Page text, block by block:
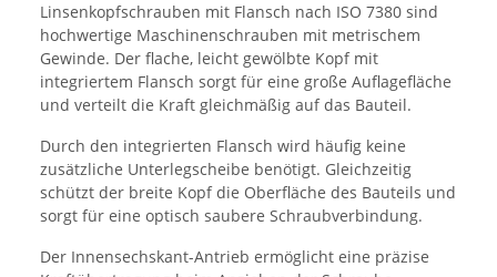
Linsenkopfschrauben mit Flansch nach ISO 7380 sind
hochwertige Maschinenschrauben mit metrischem
Gewinde. Der flache, leicht gewölbte Kopf mit
integriertem Flansch sorgt für eine große Auflagefläche
und verteilt die Kraft gleichmäßig auf das Bauteil.
Durch den integrierten Flansch wird häufig keine
zusätzliche Unterlegscheibe benötigt. Gleichzeitig
schützt der breite Kopf die Oberfläche des Bauteils und
sorgt für eine optisch saubere Schraubverbindung.
Der Innensechskant-Antrieb ermöglicht eine präzise